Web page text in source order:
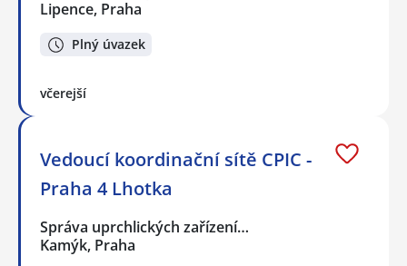
Lipence, Praha
Plný úvazek
včerejší
Vedoucí koordinační sítě CPIC -
Praha 4 Lhotka
Správa uprchlických zařízení…
Kamýk, Praha